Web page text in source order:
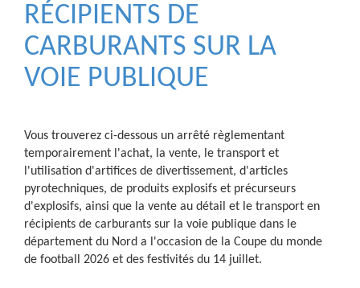
RÉCIPIENTS DE
CARBURANTS SUR LA
VOIE PUBLIQUE
Vous trouverez ci-dessous un arrêté règlementant
temporairement l'achat, la vente, le transport et
l'utilisation d'artifices de divertissement, d'articles
pyrotechniques, de produits explosifs et précurseurs
d'explosifs, ainsi que la vente au détail et le transport en
récipients de carburants sur la voie publique dans le
département du Nord a l'occasion de la Coupe du monde
de football 2026 et des festivités du 14 juillet.